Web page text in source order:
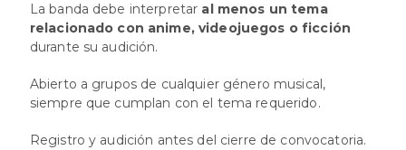
La banda debe interpretar al menos un tema
relacionado con anime, videojuegos o ficción
durante su audición.
Abierto a grupos de cualquier género musical,
siempre que cumplan con el tema requerido.
Registro y audición antes del cierre de convocatoria.